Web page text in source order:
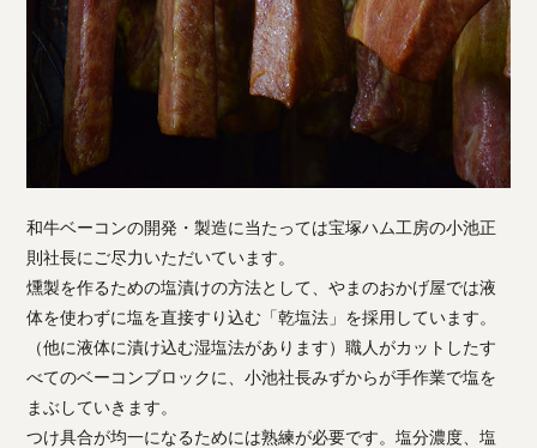
和牛ベーコンの開発・製造に当たっては宝塚ハム工房の小池正
則社長にご尽力いただいています。
燻製を作るための塩漬けの方法として、やまのおかげ屋では液
体を使わずに塩を直接すり込む「乾塩法」を採用しています。
（他に液体に漬け込む湿塩法があります）職人がカットしたす
べてのベーコンブロックに、小池社長みずからが手作業で塩を
まぶしていきます。
つけ具合が均一になるためには熟練が必要です。塩分濃度、塩